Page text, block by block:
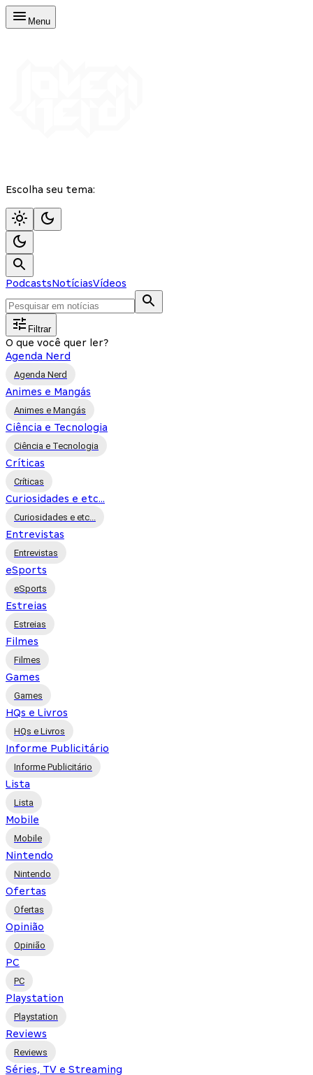
Menu
Escolha seu tema:
PodcastsNotíciasVídeos
Filtrar
O que você quer ler?
Agenda Nerd
Agenda Nerd
Animes e Mangás
Animes e Mangás
Ciência e Tecnologia
Ciência e Tecnologia
Críticas
Críticas
Curiosidades e etc...
Curiosidades e etc...
Entrevistas
Entrevistas
eSports
eSports
Estreias
Estreias
Filmes
Filmes
Games
Games
HQs e Livros
HQs e Livros
Informe Publicitário
Informe Publicitário
Lista
Lista
Mobile
Mobile
Nintendo
Nintendo
Ofertas
Ofertas
Opinião
Opinião
PC
PC
Playstation
Playstation
Reviews
Reviews
Séries, TV e Streaming